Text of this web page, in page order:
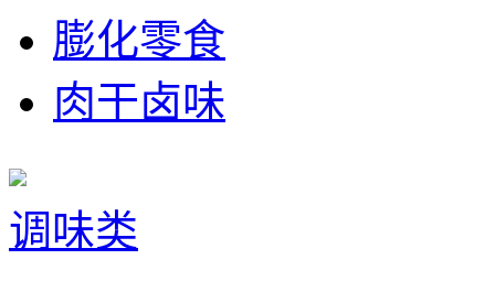
膨化零食
肉干卤味
调味类